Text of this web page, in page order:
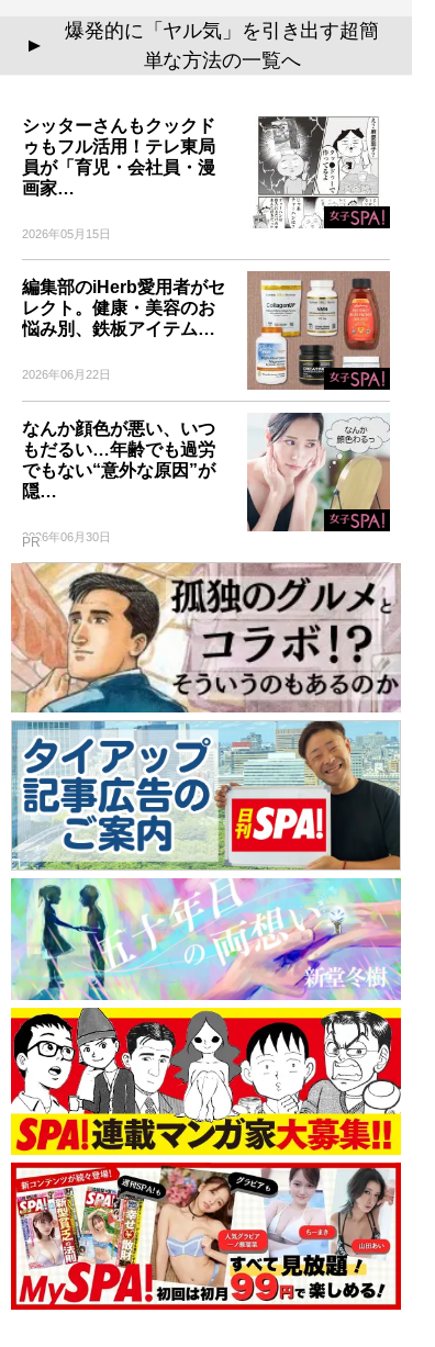
▲
爆発的に「ヤル気」を引き出す超簡
単な方法の一覧へ
シッターさんもクックド
ゥもフル活用！テレ東局
員が「育児・会社員・漫
画家…
2026年05月15日
編集部のiHerb愛用者がセ
レクト。健康・美容のお
悩み別、鉄板アイテム…
2026年06月22日
なんか顔色が悪い、いつ
もだるい…年齢でも過労
でもない“意外な原因”が
隠…
2026年06月30日
PR